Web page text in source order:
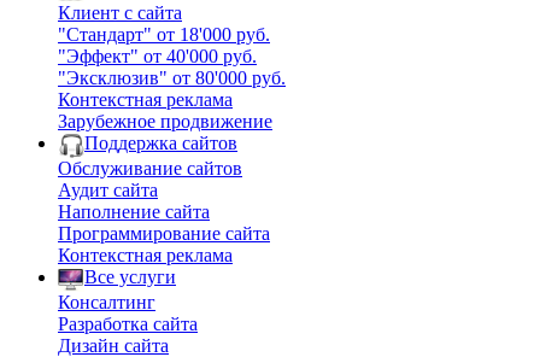
Клиент с сайта
"Стандарт" от 18'000 руб.
"Эффект" от 40'000 руб.
"Эксклюзив" от 80'000 руб.
Контекстная реклама
Зарубежное продвижение
Поддержка сайтов
Обслуживание сайтов
Аудит сайта
Наполнение сайта
Программирование сайта
Контекстная реклама
Все услуги
Консалтинг
Разработка сайта
Дизайн сайта